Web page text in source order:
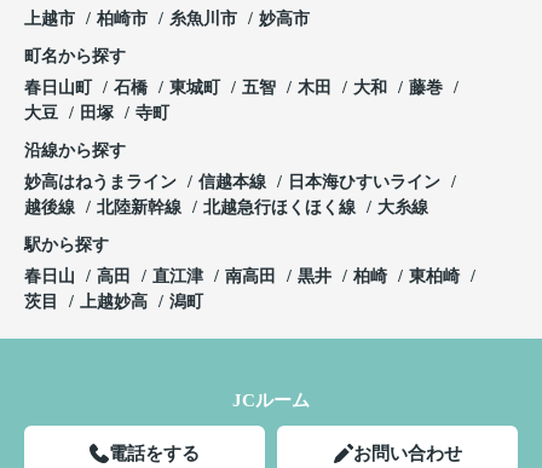
上越市
柏崎市 糸魚川市 妙高市
町名から探す
春日山町
石橋 東城町 五智 木田 大和
藤巻
大豆
田塚 寺町
沿線から探す
妙高はねうまライン
信越本線
日本海ひすいライン
越後線
北陸新幹線 北越急行ほくほく線 大糸線
駅から探す
春日山
高田 直江津 南高田 黒井 柏崎
東柏崎
茨目
上越妙高 潟町
JCルーム
電話をする お問い合わせ